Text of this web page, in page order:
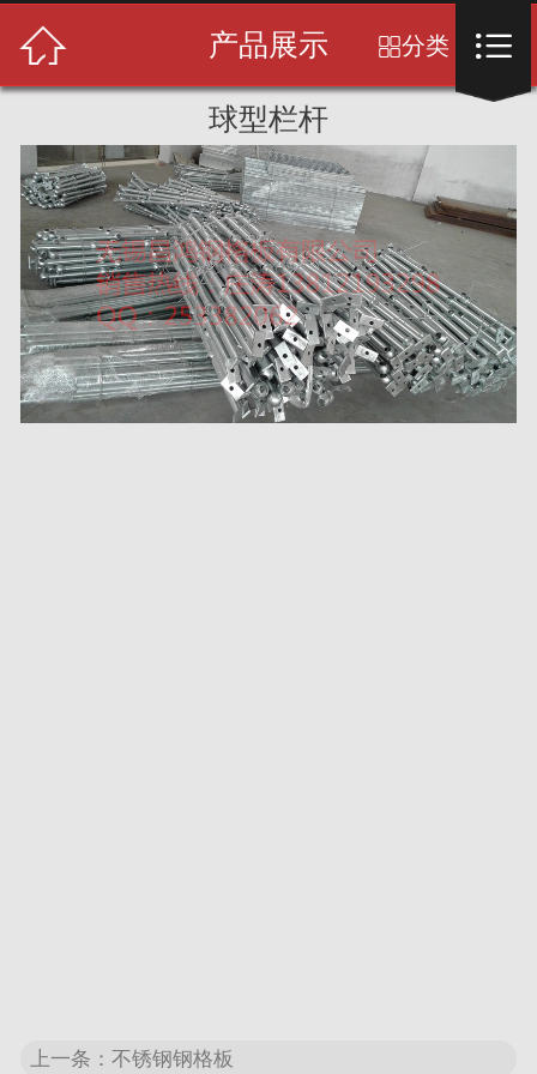
关于我们
产品展示
新闻中心
成功案例
售后服务
人才招聘
 产品展示 分类 
球型栏杆
上一条：不锈钢钢格板